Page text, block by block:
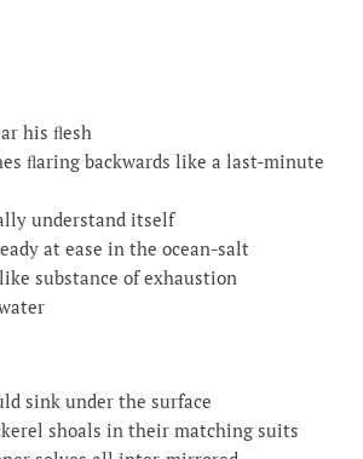
his ﬂesh
ﬂaring backwards like a last-minute
understand itself
at ease in the ocean-salt
substance of exhaustion
sink under the surface
shoals in their matching suits